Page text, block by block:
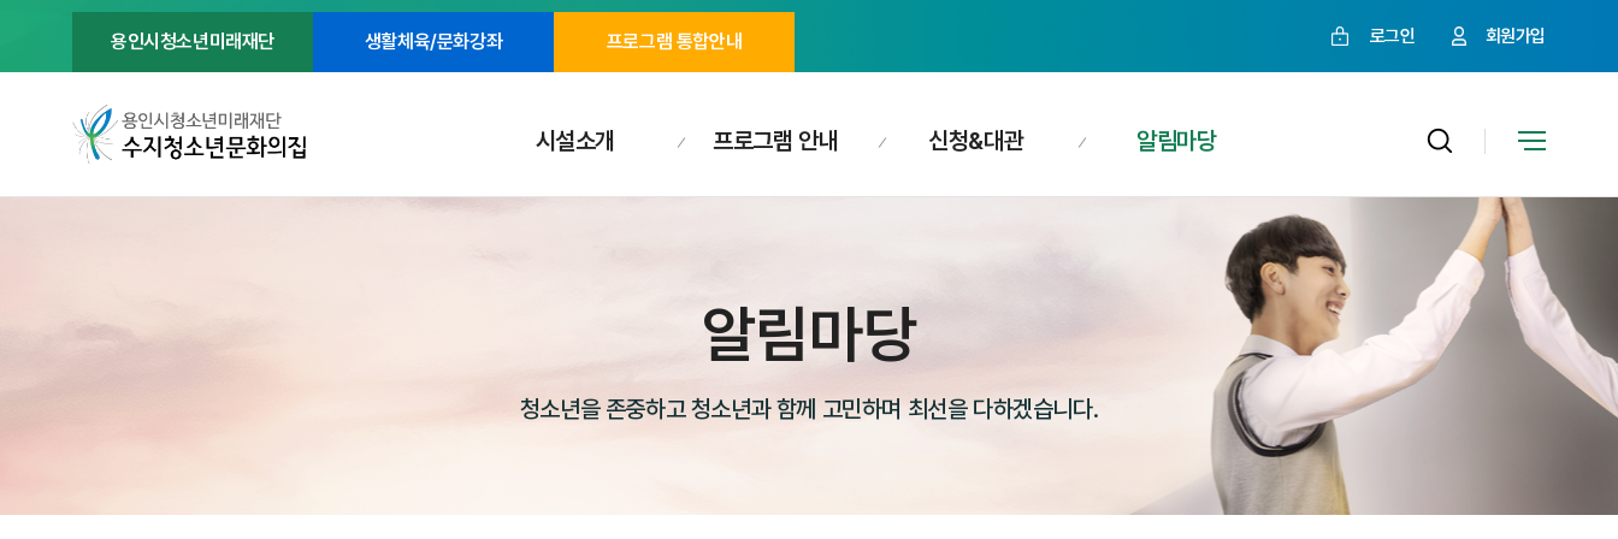
용인시청소년미래재단 생활체육/문화강좌 프로그램 통합안내 로그인 회원가입
시설소개 프로그램 안내 신청&대관 알림마당
알림마당
청소년을 존중하고 청소년과 함께 고민하며 최선을 다하겠습니다.